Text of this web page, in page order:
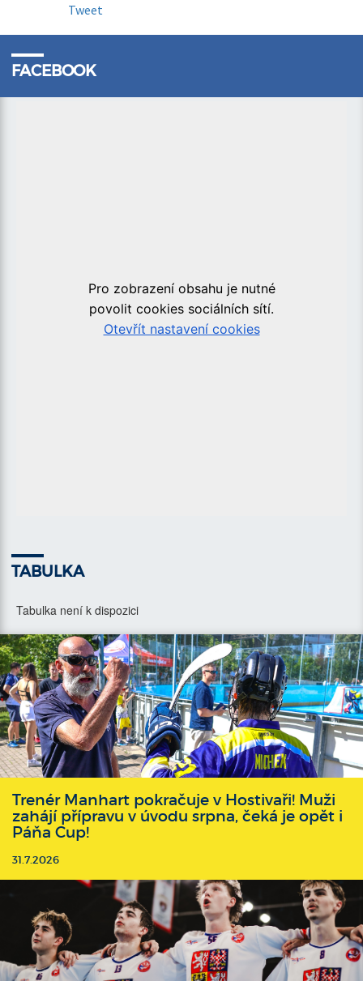
Tweet
FACEBOOK
TABULKA
Tabulka není k dispozici
Trenér Manhart pokračuje v Hostivaři! Muži
zahájí přípravu v úvodu srpna, čeká je opět i
Páňa Cup!
31.7.2026